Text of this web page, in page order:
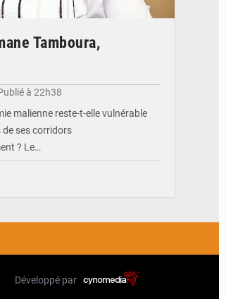
Tamboura,
à 22h38
malienne reste-t-elle vulnérable
ses corridors
? Le…
Développé par